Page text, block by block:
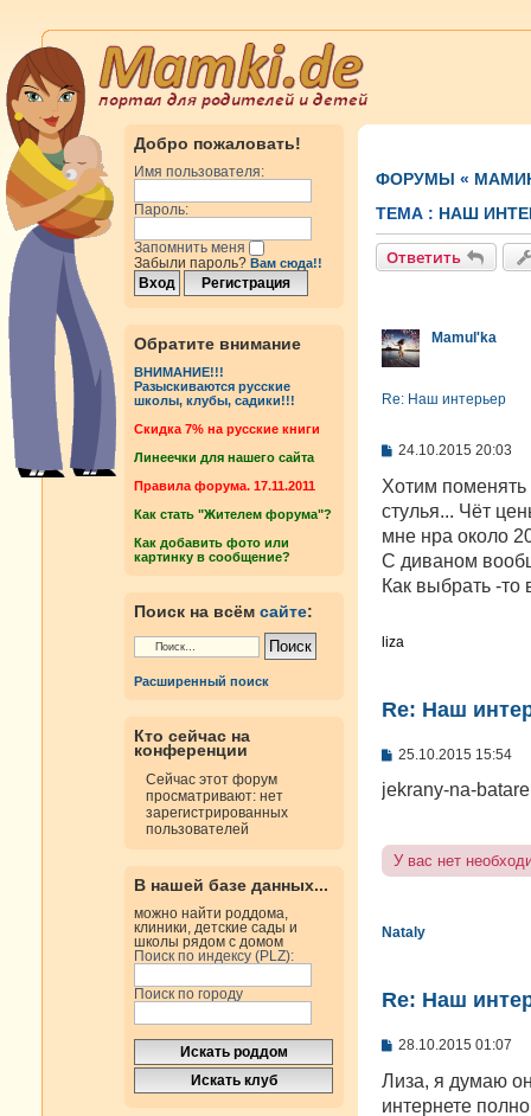
Добро пожаловать!
Имя пользователя:
Пароль:
Запомнить меня
Забыли пароль? Вам сюда!!
Обратите внимание
ВНИМАНИЕ!!!
Разыскиваются русские
школы, клубы, садики!!!
Cкидка 7% на русские книги
Линеечки для нашего сайта
Правила форума. 17.11.2011
Как стать "Жителем форума"?
Как добавить фото или
картинку в сообщение?
Поиск на всём сайте:
Расширенный поиск
Кто сейчас на
конференции
Сейчас этот форум
просматривают: нет
зарегистрированных
пользователей
В нашей базе данных...
можно найти роддома,
клиники, детские сады и
школы рядом с домом
Поиск по индексу (PLZ):
Поиск по городу
ФОРУМЫ «
ТЕМА : НАШ
Ответить
Mamul'ka
Re: Наш интерьер
С
о
щ
е
и
е
24.10.2015 20:03
Хотим поменять
стулья... Чёт
мне нра около
С диваном
Как выбрать -то
liza
Re: Наш
С
о
н
и
25.10.2015 15:54
jekrany-na-
У вас нет
Nataly
Re: Наш
С
о
щ
28.10.2015 01:07
Лиза, я думаю
интернете